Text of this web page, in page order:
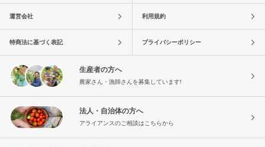
運営会社 利用規約
特商法に基づく表記 プライバシーポリシー
生産者の方へ
農家さん・漁師さんを募集しています!
法人・自治体の方へ
アライアンスのご相談はこちらから